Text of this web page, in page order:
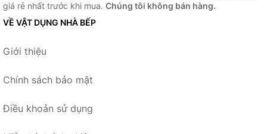
giá rẻ nhất trước khi mua. Chúng tôi không bán hàng.
VỀ VẬT DỤNG NHÀ BẾP
Giới thiệu
Chính sách bảo mật
Điều khoản sử dụng